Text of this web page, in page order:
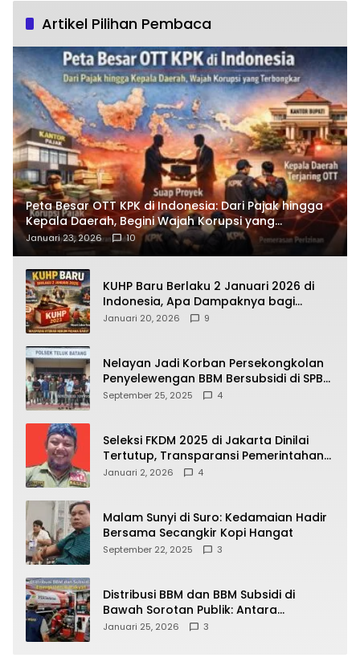
Artikel Pilihan Pembaca
Peta Besar OTT KPK di Indonesia: Dari Pajak hingga
Kepala Daerah, Begini Wajah Korupsi yang
Terbongkar
Januari 23, 2026 10
KUHP Baru Berlaku 2 Januari 2026 di
Indonesia, Apa Dampaknya bagi
Kehidupan Warga? Ini Aturan Kunci
Januari 20, 2026 9
Nelayan Jadi Korban Persekongkolan
Penyelewengan BBM Bersubsidi di SPBU
64.78809 Teluk Batang
September 25, 2025 4
Seleksi FKDM 2025 di Jakarta Dinilai
Tertutup, Transparansi Pemerintahan
Pramono–Rano Dipertanyakan
Januari 2, 2026 4
Malam Sunyi di Suro: Kedamaian Hadir
Bersama Secangkir Kopi Hangat
September 22, 2025 3
Distribusi BBM dan BBM Subsidi di
Bawah Sorotan Publik: Antara
Kepentingan Negara, Hak Konsumen,
Januari 25, 2026 3